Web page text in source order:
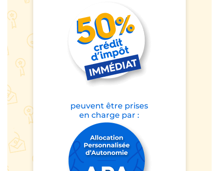
peuvent être prises
en charge par :